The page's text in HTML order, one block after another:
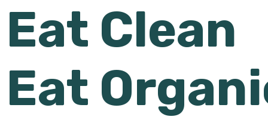
Eat Clean
Eat